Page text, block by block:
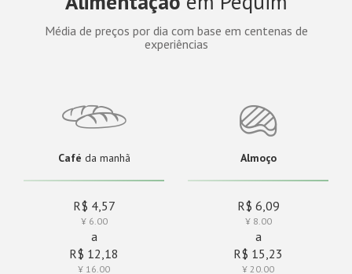
Média de preços por dia com base em centenas de
experiências
Café da manhã
R$ 4,57
¥ 6.00
a
R$ 12,18
¥ 16.00
Almoço
R$ 6,09
¥ 8.00
a
R$ 15,23
¥ 20.00